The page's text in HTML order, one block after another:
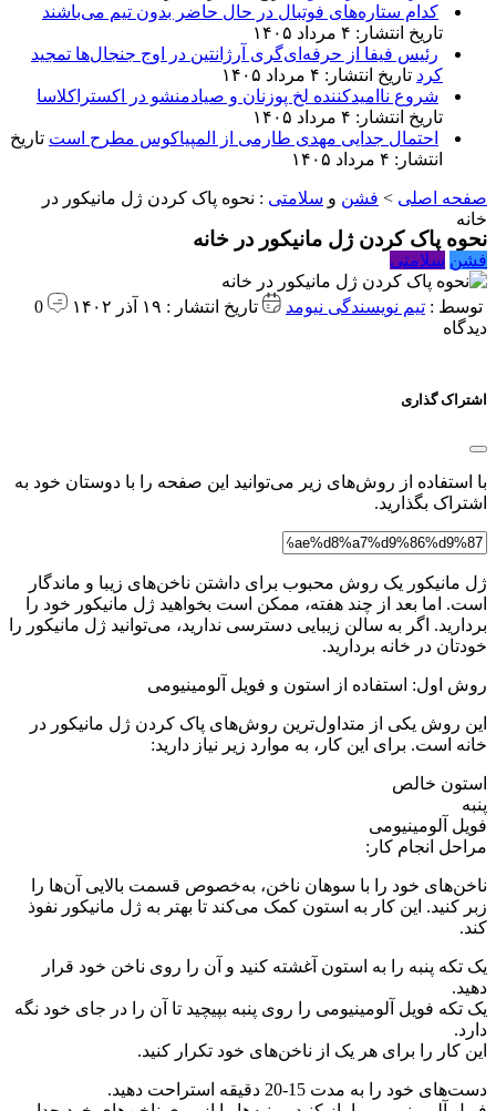
کدام ستاره‌های فوتبال در حال حاضر بدون تیم می‌باشند
تاریخ انتشار: ۴ مرداد ۱۴۰۵
رئیس فیفا از حرفه‌ای‌گری آرژانتین در اوج جنجال‌ها تمجید
کرد تاریخ انتشار: ۴ مرداد ۱۴۰۵
شروع ناامیدکننده لخ پوزنان و صیادمنشو در اکستراکلاسا
تاریخ انتشار: ۴ مرداد ۱۴۰۵
احتمال جدایی مهدی طارمی از المپیاکوس مطرح است تاریخ
انتشار: ۴ مرداد ۱۴۰۵
صفحه اصلی > فشن و سلامتی : نحوه پاک کردن ژل مانیکور در
خانه
نحوه پاک کردن ژل مانیکور در خانه
فشن سلامتی
توسط : تیم نویسندگی نیومد تاریخ انتشار : ۱۹ آذر ۱۴۰۲
0
دیدگاه
اشتراک گذاری
با استفاده از روش‌های زیر می‌توانید این صفحه را با دوستان خود به
اشتراک بگذارید.
ژل مانیکور یک روش محبوب برای داشتن ناخن‌های زیبا و ماندگار
است. اما بعد از چند هفته، ممکن است بخواهید ژل مانیکور خود را
بردارید. اگر به سالن زیبایی دسترسی ندارید، می‌توانید ژل مانیکور را
خودتان در خانه بردارید.
روش اول: استفاده از استون و فویل آلومینیومی
این روش یکی از متداول‌ترین روش‌های پاک کردن ژل مانیکور در
خانه است. برای این کار، به موارد زیر نیاز دارید:
استون خالص
پنبه
فویل آلومینیومی
مراحل انجام کار:
ناخن‌های خود را با سوهان ناخن، به‌خصوص قسمت بالایی آن‌ها را
زبر کنید. این کار به استون کمک می‌کند تا بهتر به ژل مانیکور نفوذ
کند.
یک تکه پنبه را به استون آغشته کنید و آن را روی ناخن خود قرار
دهید.
یک تکه فویل آلومینیومی را روی پنبه بپیچید تا آن را در جای خود نگه
دارد.
این کار را برای هر یک از ناخن‌های خود تکرار کنید.
دست‌های خود را به مدت 15-20 دقیقه استراحت دهید.